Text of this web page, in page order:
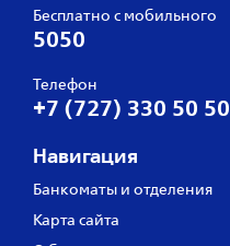
Бесплатно с мобильного
5050
Телефон
+7 (727) 330 50 50
Навигация
Банкоматы и отделения
Карта сайта